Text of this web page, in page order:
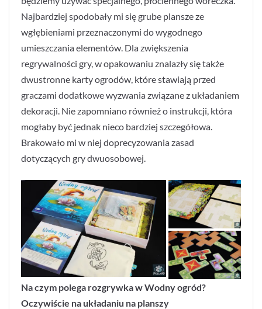
Najbardziej spodobały mi się grube plansze ze
wgłębieniami przeznaczonymi do wygodnego
umieszczania elementów. Dla zwiększenia
regrywalności gry, w opakowaniu znalazły się także
dwustronne karty ogrodów, które stawiają przed
graczami dodatkowe wyzwania związane z układaniem
dekoracji. Nie zapomniano również o instrukcji, która
mogłaby być jednak nieco bardziej szczegółowa.
Brakowało mi w niej doprecyzowania zasad
dotyczących gry dwuosobowej.
Na czym polega rozgrywka w Wodny ogród?
Oczywiście na układaniu na planszy